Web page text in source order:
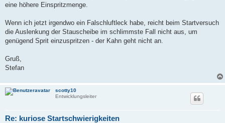
eine höhere Einspritzmenge.
Wenn ich jetzt irgendwo ein Falschluftleck habe, reicht beim Startversuch
die Auslenkung der Stauscheibe im schlimmste Fall nicht aus, um
genügend Sprit einzuspritzen - der Kahn geht nicht an.
Gruß,
Stefan
scotty10
Entwicklungsleiter
Re: kuriose Startschwierigkeiten